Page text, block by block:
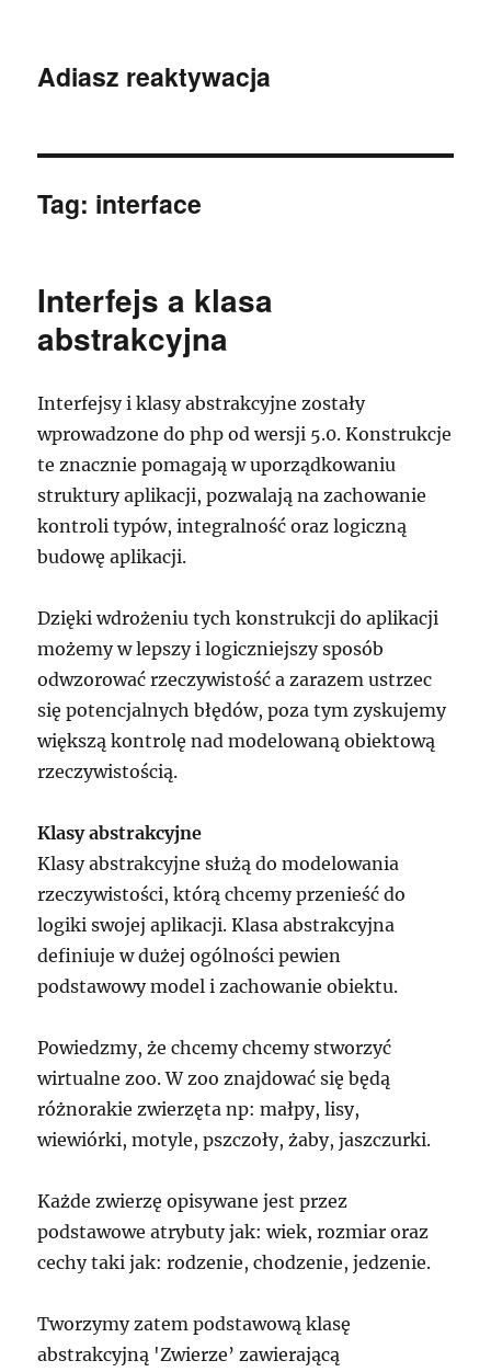
Adiasz reaktywacja
Tag: interface
Interfejs a klasa
abstrakcyjna
Interfejsy i klasy abstrakcyjne zostały
wprowadzone do php od wersji 5.0. Konstrukcje
te znacznie pomagają w uporządkowaniu
struktury aplikacji, pozwalają na zachowanie
kontroli typów, integralność oraz logiczną
budowę aplikacji.
Dzięki wdrożeniu tych konstrukcji do aplikacji
możemy w lepszy i logiczniejszy sposób
odwzorować rzeczywistość a zarazem ustrzec
się potencjalnych błędów, poza tym zyskujemy
większą kontrolę nad modelowaną obiektową
rzeczywistością.
Klasy abstrakcyjne
Klasy abstrakcyjne służą do modelowania
rzeczywistości, którą chcemy przenieść do
logiki swojej aplikacji. Klasa abstrakcyjna
definiuje w dużej ogólności pewien
podstawowy model i zachowanie obiektu.
Powiedzmy, że chcemy chcemy stworzyć
wirtualne zoo. W zoo znajdować się będą
różnorakie zwierzęta np: małpy, lisy,
wiewiórki, motyle, pszczoły, żaby, jaszczurki.
Każde zwierzę opisywane jest przez
podstawowe atrybuty jak: wiek, rozmiar oraz
cechy taki jak: rodzenie, chodzenie, jedzenie.
Tworzymy zatem podstawową klasę
abstrakcyjną 'Zwierze’ zawierającą